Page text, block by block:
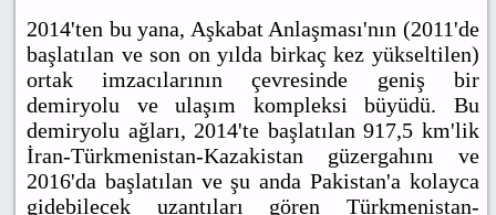
2014'ten bu yana, Aşkabat Anlaşması'nın (2011'de
başlatılan ve son on yılda birkaç kez yükseltilen)
ortak imzacılarının çevresinde geniş bir
demiryolu ve ulaşım kompleksi büyüdü. Bu
demiryolu ağları, 2014'te başlatılan 917,5 km'lik
İran-Türkmenistan-Kazakistan güzergahını ve
2016'da başlatılan ve şu anda Pakistan'a kolayca
gidebilecek uzantıları gören Türkmenistan-